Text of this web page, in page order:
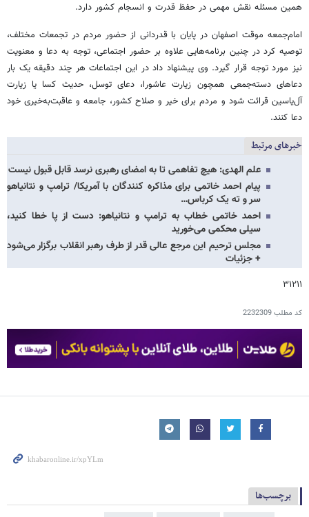
همین مسئله نقش مهمی در حفظ قدرت و انسجام کشور دارد.
امام‌جمعه موقت اصفهان در پایان با قدردانی از حضور مردم در تجمعات مختلف،
توصیه کرد در چنین برنامه‌هایی علاوه بر حضور اجتماعی، توجه به دعا و معنویت
نیز مورد توجه قرار گیرد. وی پیشنهاد داد در این اجتماعات هر چند دقیقه یک بار
دعاهای دسته‌جمعی همچون زیارت عاشورا، دعای توسل، حدیث کسا یا زیارت
آل‌یاسین قرائت شود و مردم برای خیر و صلاح کشور، جامعه و عاقبت‌به‌خیری خود
دعا کنند.
خبرهای مرتبط
علم الهدی: هیچ تفاهمی تا به امضای رهبری نرسد قابل قبول نیست
پیام احمد خاتمی برای مذاکره کنندگان با آمریکا/ ترامپ و نتانیاهو
سر و ته یک کرباس…
احمد خاتمی خطاب به ترامپ و نتانیاهو: دست از پا خطا کنید،
سیلی محکمی می‌خورید
مجلس ترحیم این مرجع عالی قدر از طرف رهبر انقلاب برگزار می‌شود
+ جزئیات
۳۱۲۱۱
کد مطلب2232309
برچسب‌ها